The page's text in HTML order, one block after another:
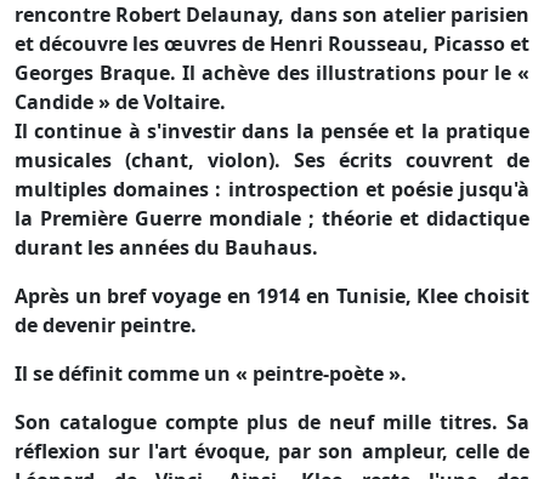
rencontre Robert Delaunay, dans son atelier parisien
et découvre les œuvres de Henri Rousseau, Picasso et
Georges Braque. Il achève des illustrations pour le «
Candide » de Voltaire.
Il continue à s'investir dans la pensée et la pratique
musicales (chant, violon). Ses écrits couvrent de
multiples domaines : introspection et poésie jusqu'à
la Première Guerre mondiale ; théorie et didactique
durant les années du Bauhaus.
Après un bref voyage en 1914 en Tunisie, Klee choisit
de devenir peintre.
Il se définit comme un « peintre-poète ».
Son catalogue compte plus de neuf mille titres. Sa
réflexion sur l'art évoque, par son ampleur, celle de